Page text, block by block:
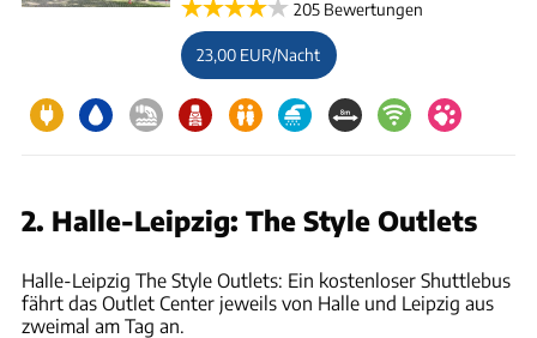
205 Bewertungen
23,00 EUR/Nacht
2. Halle-Leipzig: The Style Outlets
Halle-Leipzig The Style Outlets
Halle-Leipzig The Style Outlets: Ein kostenloser Shuttlebus
fährt das Outlet Center jeweils von Halle und Leipzig aus
zweimal am Tag an.